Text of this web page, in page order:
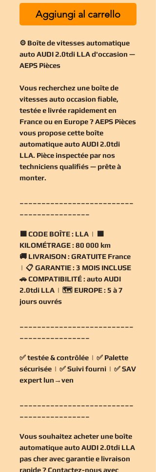
Aggiungi al carrello
⚙️ Boîte de vitesses automatique
auto AUDI 2.0tdi LLA d'occasion —
AEPS Pièces
Vous recherchez une boîte de
vitesses auto occasion fiable,
testée e livrée rapidement en
France ou en Europe ? AEPS Pièces
vous propose cette boîte
automatique auto AUDI 2.0tdi
LLA. Pièce inspectée par nos
techniciens qualifiés — prête à
monter.
🟧CODE BOÎTE : LLA | 🟧
KILOMÉTRAGE : 80 000 km
🚚 LIVRAISON : GRATUITE France
| 📋 GARANTIE : 3 MOIS INCLUSE
🚗COMPATIBILITÉ : auto AUDI
2.0tdi LLA | 🗺️ EUROPE : 5 à 7
jours ouvrés
✅testée & contrôlée | ✅ Palette
sécurisée | ✅Suivi fourni | ✅SAV
expert lun→ven
Vous souhaitez acheter une boîte
automatique auto AUDI 2.0tdi LLA
pas cheravec garantie e livraison
rapide ? Contactez-nous avec